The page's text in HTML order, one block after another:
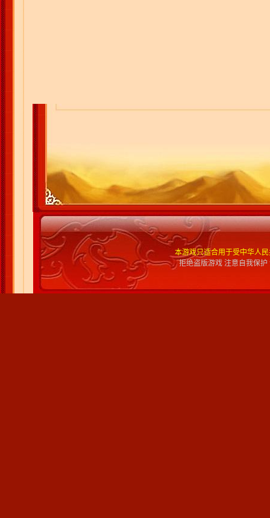
本游戏只适合用于受中华人
拒绝盗版游戏 注意自我保